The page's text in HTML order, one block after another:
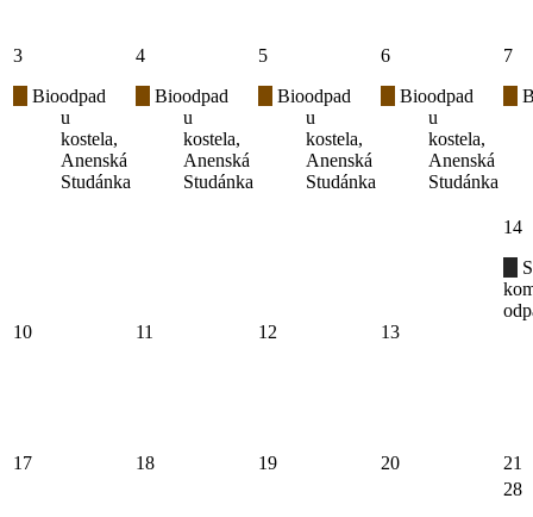
3
Bioodpad
u
kostela,
Anenská
Studánka
4
Bioodpad
u
kostela,
Anenská
Studánka
5
Bioodpad
u
kostela,
Anenská
Studánka
6
Bioodpad
u
kostela,
Anenská
Studánka
7
10 11 12 13
14
17 18 19 20 21
28